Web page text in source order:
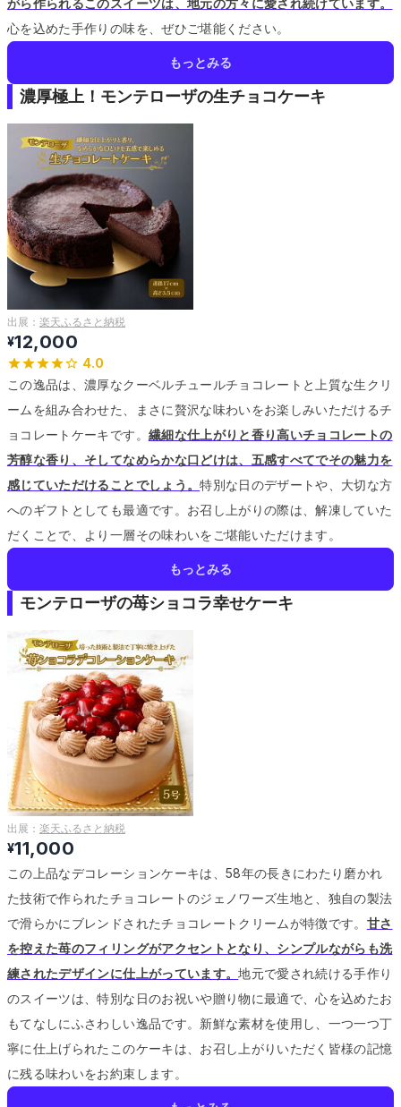
がら作られるこのスイーツは、地元の方々に愛され続けています。
心を込めた手作りの味を、ぜひご堪能ください。
もっとみる
濃厚極上！モンテローザの生チョコケーキ
出展： 楽天ふるさと納税
¥12,000
4.0
この逸品は、濃厚なクーベルチュールチョコレートと上質な生クリ
ームを組み合わせた、まさに贅沢な味わいをお楽しみいただけるチ
ョコレートケーキです。 繊細な仕上がりと香り高いチョコレートの
芳醇な香り、そしてなめらかな口どけは、五感すべてでその魅力を
感じていただけることでしょう。特別な日のデザートや、大切な方
へのギフトとしても最適です。 お召し上がりの際は、解凍していた
だくことで、より一層その味わいをご堪能いただけます。
もっとみる
モンテローザの苺ショコラ幸せケーキ
出展： 楽天ふるさと納税
¥11,000
この上品なデコレーションケーキは、58年の長きにわたり磨かれ
た技術で作られたチョコレートのジェノワーズ生地と、独自の製法
で滑らかにブレンドされたチョコレートクリームが特徴です。 甘さ
を控えた苺のフィリングがアクセントとなり、シンプルながらも洗
練されたデザインに仕上がっています。地元で愛され続ける手作り
のスイーツは、特別な日のお祝いや贈り物に最適で、心を込めたお
もてなしにふさわしい逸品です。 新鮮な素材を使用し、一つ一つ丁
寧に仕上げられたこのケーキは、お召し上がりいただく皆様の記憶
に残る味わいをお約束します。